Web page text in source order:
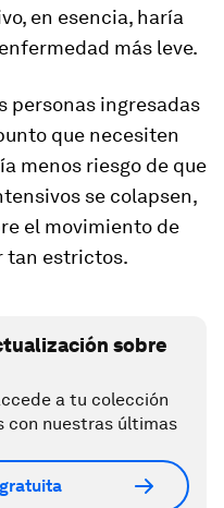
en esencia, haría
más leve.
personas ingresadas
que necesiten
menos riesgo de que
se colapsen,
el movimiento de
tan estrictos.
sobre
a tu colección
con nuestras últimas